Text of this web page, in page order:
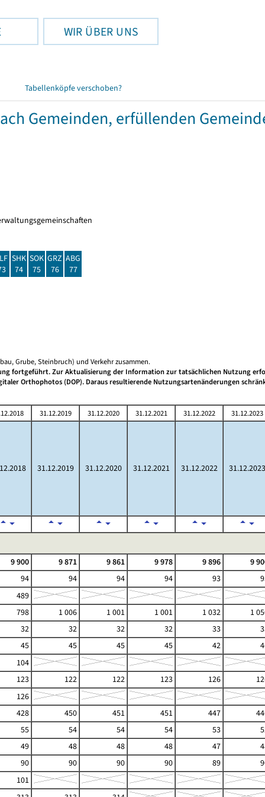
WIR ÜBER UNS
Tabellenköpfe verschoben?
Gemeinden, erfüllenden
SHK
74
SOK
75
GRZ
76
ABG
77
Grube, Steinbruch) und Verkehr zusammen.
fortgeführt. Zur Aktualisierung der Information zur tatsächlichen Nutzung
Orthophotos (DOP). Daraus resultierende Nutzungsartenänderungen
31.12.2019 31.12.2020 31.12.2021 31.12.2022 31.12.2023
31.12.2019 31.12.2020 31.12.2021 31.12.2022 31.12.2023
9 900 9 871 9 861 9 978 9 896
9
94 94 94 94 93
489
798 1 006 1 001 1 001 1 032
1
32 32 32 32 33
45 45 45 45 42
104
123 122 122 123 126
126
428 450 451 451 447
55 54 54 54 53
49 48 48 48 47
90 90 90 90 89
101